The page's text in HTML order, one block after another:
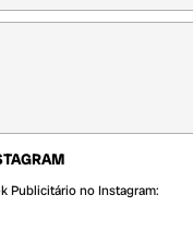
Publicitário no Instagram: